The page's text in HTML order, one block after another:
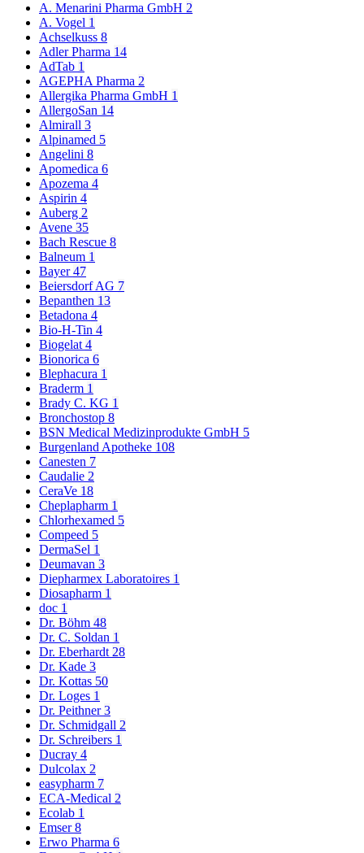
A. Menarini Pharma GmbH 2
A. Vogel 1
Achselkuss 8
Adler Pharma 14
AdTab 1
AGEPHA Pharma 2
Allergika Pharma GmbH 1
AllergoSan 14
Almirall 3
Alpinamed 5
Angelini 8
Apomedica 6
Apozema 4
Aspirin 4
Auberg 2
Avene 35
Bach Rescue 8
Balneum 1
Bayer47
Beiersdorf AG 7
Bepanthen 13
Betadona 4
Bio-H-Tin 4
Biogelat 4
Bionorica 6
Blephacura 1
Braderm 1
Brady C. KG 1
Bronchostop 8
BSN Medical Medizinprodukte GmbH 5
Burgenland Apotheke 108
Canesten 7
Caudalie 2
CeraVe 18
Cheplapharm 1
Chlorhexamed 5
Compeed 5
DermaSel 1
Deumavan 3
Diepharmex Laboratoires 1
Diosapharm 1
doc 1
Dr. Böhm 48
Dr. C. Soldan 1
Dr. Eberhardt 28
Dr. Kade 3
Dr. Kottas 50
Dr. Loges 1
Dr. Peithner3
Dr. Schmidgall 2
Dr. Schreibers 1
Ducray 4
Dulcolax 2
easypharm 7
ECA-Medical 2
Ecolab 1
Emser8
Erwo Pharma 6